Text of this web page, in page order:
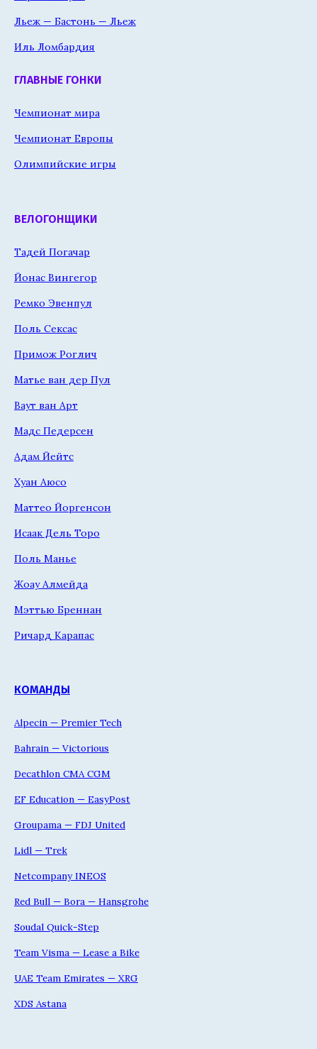
Льеж — Бастонь — Льеж
Иль Ломбардия
ГЛАВНЫЕ ГОНКИ
Чемпионат мира
Чемпионат Европы
Олимпийские игры
ВЕЛОГОНЩИКИ
Тадей Погачар
Йонас Вингегор
Ремко Эвенпул
Поль Сексас
Примож Роглич
Матье ван дер Пул
Ваут ван Арт
Мадс Педерсен
Адам Йейтс
Хуан Аюсо
Маттео Йоргенсон
Исаак Дель Торо
Поль Манье
Жоау Алмейда
Мэттью Бреннан
Ричард Карапас
КОМАНДЫ
Alpecin — Premier Tech
Bahrain — Victorious
Decathlon CMA CGM
EF Education — EasyPost
Groupama — FDJ United
Lidl — Trek
Netcompany INEOS
Red Bull — Bora — Hansgrohe
Soudal Quick-Step
Team Visma — Lease a Bike
UAE Team Emirates — XRG
XDS Astana